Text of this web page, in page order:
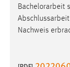
Bachelorarbeit
Nachweis
Name:
_gcl_au